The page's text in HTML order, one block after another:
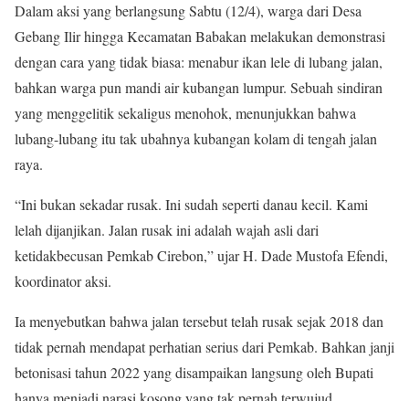
Dalam aksi yang berlangsung Sabtu (12/4), warga dari Desa
Gebang Ilir hingga Kecamatan Babakan melakukan demonstrasi
dengan cara yang tidak biasa: menabur ikan lele di lubang jalan,
bahkan warga pun mandi air kubangan lumpur. Sebuah sindiran
yang menggelitik sekaligus menohok, menunjukkan bahwa
lubang-lubang itu tak ubahnya kubangan kolam di tengah jalan
raya.
“Ini bukan sekadar rusak. Ini sudah seperti danau kecil. Kami
lelah dijanjikan. Jalan rusak ini adalah wajah asli dari
ketidakbecusan Pemkab Cirebon,” ujar H. Dade Mustofa Efendi,
koordinator aksi.
Ia menyebutkan bahwa jalan tersebut telah rusak sejak 2018 dan
tidak pernah mendapat perhatian serius dari Pemkab. Bahkan janji
betonisasi tahun 2022 yang disampaikan langsung oleh Bupati